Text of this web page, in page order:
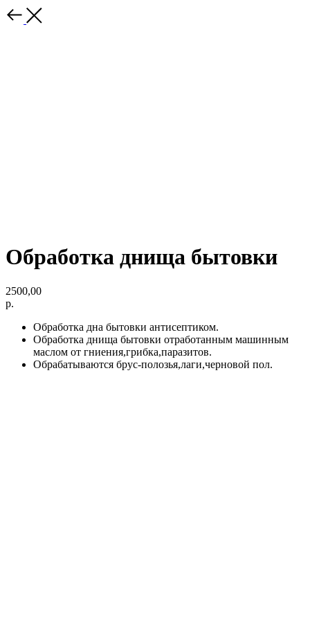
Обработка днища бытовки
2500,00
р.
Обработка дна бытовки антисептиком.
Обработка днища бытовки отработанным машинным
маслом от гниения,грибка,паразитов.
Обрабатываются брус-полозья,лаги,черновой пол.